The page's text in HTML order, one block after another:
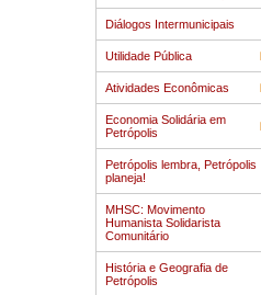
Diálogos Intermunicipais
Utilidade Pública
Atividades Econômicas
Economia Solidária em
Petrópolis
Petrópolis lembra, Petrópolis
planeja!
MHSC: Movimento
Humanista Solidarista
Comunitário
História e Geografia de
Petrópolis